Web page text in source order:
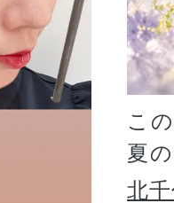
こ
夏
北